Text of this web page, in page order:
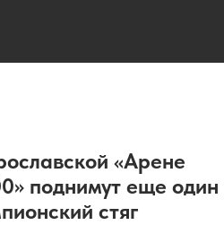
«Арене
поднимут еще один
стяг